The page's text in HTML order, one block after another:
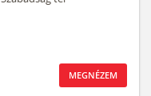
MEGNÉZEM